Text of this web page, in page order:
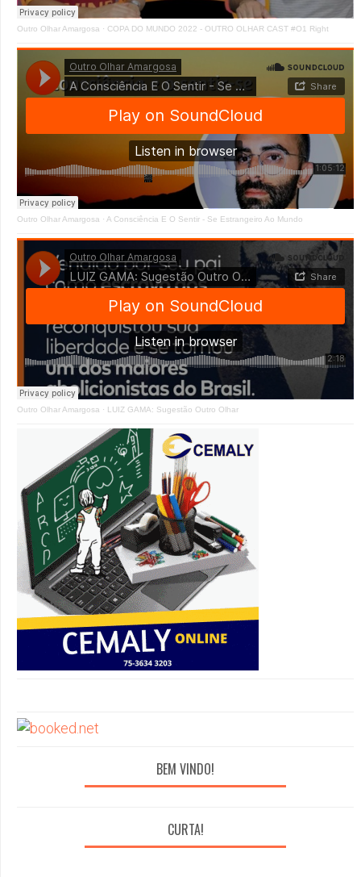
Outro Olhar Amargosa · COPA DO MUNDO 2022 - OUTRO OLHAR CAST #O1 Right
Outro Olhar Amargosa · A Consciência E O Sentir - Se Estrangeiro Ao Mundo
Outro Olhar Amargosa · LUIZ GAMA: Sugestão Outro Olhar
BEM VINDO!
CURTA!